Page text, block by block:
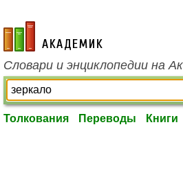
academic.ru
Словари и энциклопедии на
Толкования Переводы Книги